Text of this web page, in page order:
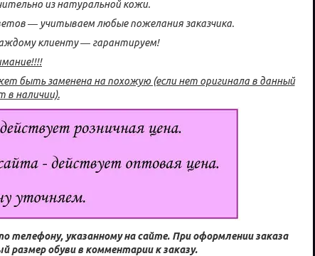
из натуральной кожи.
― учитываем любые пожелания заказчика.
клиенту ― гарантируем!
быть заменена на похожую (если нет оригинала в данный
в наличии).
телефону, указанному на сайте. При оформлении заказа
размер обуви в комментарии к заказу.